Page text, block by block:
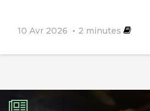
10 Avr 2026 2 minutes